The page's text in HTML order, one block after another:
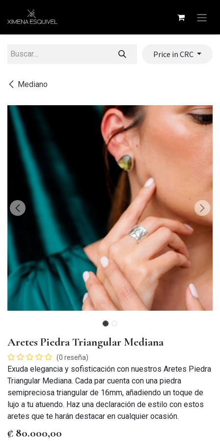
Mediano
Price in CRC
Aretes Piedra Triangular Mediana
(0 reseña)
Exuda elegancia y sofisticación con nuestros Aretes Piedra
Triangular Mediana. Cada par cuenta con una piedra
semipreciosa triangular de 16mm, añadiendo un toque de
lujo a tu atuendo. Haz una declaración de estilo con estos
aretes que te harán destacar en cualquier ocasión.
₡ 80.000,00